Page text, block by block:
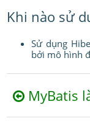
Khi nào sử
Sử dụng
bởi mô hình
MyBatis